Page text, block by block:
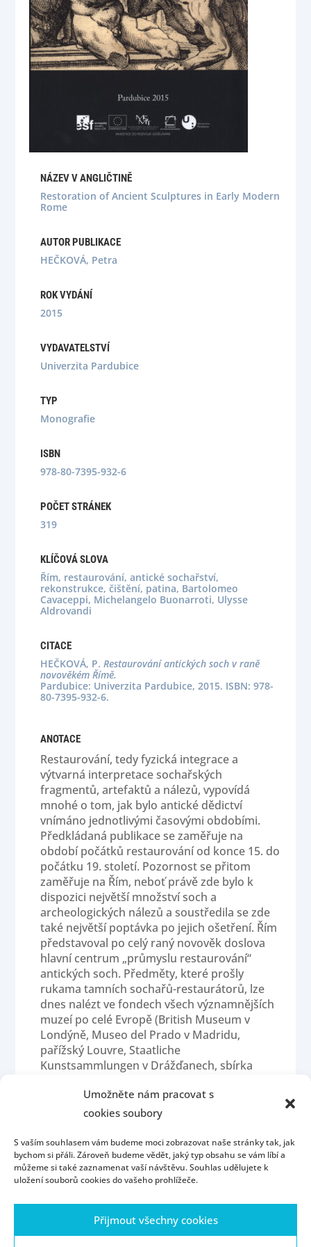
Umožněte nám pracovat s
cookies soubory
S vaším souhlasem vám budeme moci zobrazovat naše stránky tak, jak
bychom si přáli. Zároveň budeme vědět, jaký typ obsahu se vám líbí a
můžeme si také zaznamenat vaší návštěvu. Souhlas udělujete k
uložení souborů cookies do vašeho prohlížeče.
Přijmout všechny cookies
NÁZEV V ANGLIČTINĚ
Restoration of Ancient Sculptures in Early Modern
Rome
AUTOR PUBLIKACE
HEČKOVÁ, Petra
ROK VYDÁNÍ
2015
VYDAVATELSTVÍ
Univerzita Pardubice
TYP
Monografie
ISBN
978-80-7395-932-6
POČET STRÁNEK
319
KLÍČOVÁ SLOVA
Řím, restaurování, antické sochařství,
rekonstrukce, čištění, patina, Bartolomeo
Cavaceppi, Michelangelo Buonarroti, Ulysse
Aldrovandi
CITACE
HEČKOVÁ, P. Restaurování antických soch v raně
novověkém Římě.
Pardubice: Univerzita Pardubice, 2015. ISBN: 978-
80-7395-932-6.
ANOTACE
Restaurování, tedy fyzická integrace a
výtvarná interpretace sochařských
fragmentů, artefaktů a nálezů, vypovídá
mnohé o tom, jak bylo antické dědictví
vnímáno jednotlivými časovými obdobími.
Předkládaná publikace se zaměřuje na
období počátků restaurování od konce 15. do
počátku 19. století. Pozornost se přitom
zaměřuje na Řím, neboť právě zde bylo k
dispozici největší množství soch a
archeologických nálezů a soustředila se zde
také největší poptávka po jejich ošetření. Řím
představoval po celý raný novověk doslova
hlavní centrum „průmyslu restaurování“
antických soch. Předměty, které prošly
rukama tamních sochařů-restaurátorů, lze
dnes nalézt ve fondech všech významnějších
muzeí po celé Evropě (British Museum v
Londýně, Museo del Prado v Madridu,
pařížský Louvre, Staatliche
Kunstsammlungen v Drážďanech, sbírka
Úvod Kontakt
Konzultační hodiny
Přijímací řízení
Portál ZČU Webmail